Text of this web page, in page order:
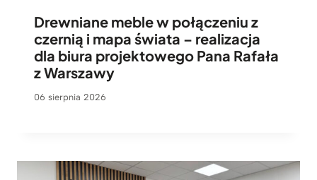
Drewniane meble w połączeniu z
czernią i mapa świata – realizacja
dla biura projektowego Pana Rafała
z Warszawy
06 sierpnia 2026